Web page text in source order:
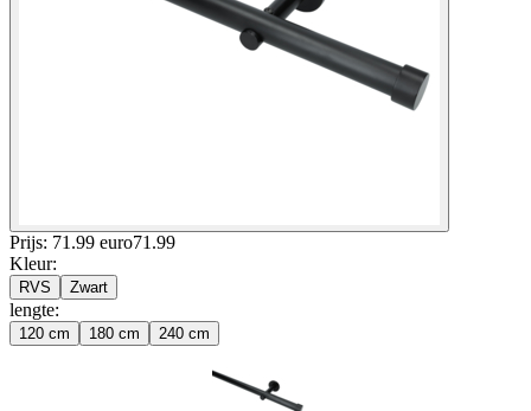
Prijs: 71.99 euro71 .99
Kleur:
RVS Zwart
lengte:
120 cm 180 cm 240 cm